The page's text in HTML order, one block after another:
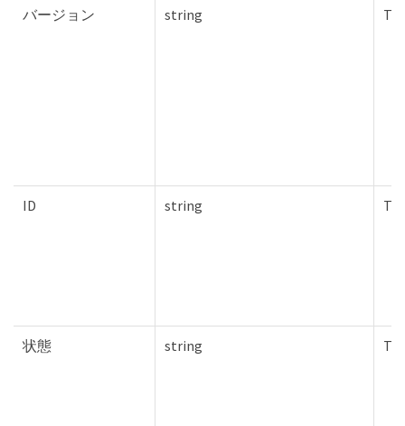
バージョン string
ID string
状態 string